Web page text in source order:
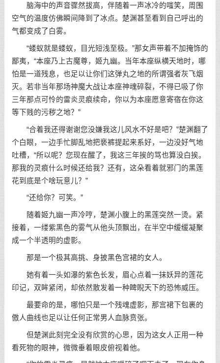
脑海中的声音骤然拔高，伴随着一声冰冷的嗤笑，周围
空气的温度仿佛瞬间降到了冰点。楚渊甚至看到自己呼出的
气都变成了白雾。
“蝼蚁就是蝼蚁，目光短浅至极。”那女声带着不加掩饰的
鄙夷，“本座乃上古魔尊，姬九幽。当年本座纵横天地时，哪
怕是一道残息，也足以让你们这弹丸之地的所谓强者灰飞烟
灭。若非当年那场神魔大战让本座神魂碎裂，不得已吸了你
三年那点可怜的雷炎灵痕续命，你以为本座愿意寄宿在你这
等下贱的污秽之地？”
“合着我还得谢谢您没嫌我这儿风水不好是吧？”楚渊翻了
个白眼，一边手忙脚乱地把亵裤提起来系好，一边没好气地
吐槽，“所以呢？您现在醒了，我这三年挨的骂也算没白挨。
那我的灵痕什么时候还给我？还有，这朵看着就邪门的黑莲
花到底是个啥玩意儿？”
“还给你？可笑。”
随着姬九幽一声冷哼，楚渊小腹上的黑莲突然一烫。紧
接着，一缕紫黑色的雾气从他头顶飘出，在半空中缓缓凝聚
成一个半透明的虚影。
那是一个极其高挑、身披黑色宫裙的女人。
她有着一头如瀑的紫色长发，眉心点着一抹妖异的莲花
印记，双眸紧闭，却依然散发着一种睥睨天下的恐怖威压。
最要命的是，哪怕只是一个残魂虚影，那宫裙下包裹的
傲人曲线也足以让任何正常男人血脉贲张。
但楚渊此刻完全没有欣赏的心思，因为这女人正用一种
看死物的眼神，微微垂着眼皮俯视着他。